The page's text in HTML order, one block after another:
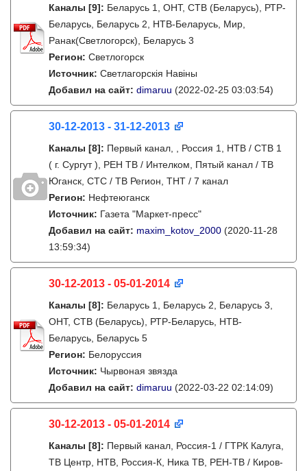
Каналы [9]: Беларусь 1, ОНТ, СТВ (Беларусь), РТР-
Беларусь, Беларусь 2, НТВ-Беларусь, Мир,
Ранак(Светлогорск), Беларусь 3
Регион: Светлогорск
Источник: Светлагорскія Навіны
Добавил на сайт: dimaruu (2022-02-25 03:03:54)
30-12-2013 - 31-12-2013
Каналы [8]: Первый канал, , Россия 1, НТВ / СТВ 1
( г. Сургут ), РЕН ТВ / Интелком, Пятый канал / ТВ
Юганск, СТС / ТВ Регион, ТНТ / 7 канал
Регион: Нефтеюганск
Источник: Газета "Маркет-пресс"
Добавил на сайт: maxim_kotov_2000 (2020-11-28
13:59:34)
30-12-2013 - 05-01-2014
Каналы [8]: Беларусь 1, Беларусь 2, Беларусь 3,
ОНТ, СТВ (Беларусь), РТР-Беларусь, НТВ-
Беларусь, Беларусь 5
Регион: Белоруссия
Источник: Чырвоная звязда
Добавил на сайт: dimaruu (2022-03-22 02:14:09)
30-12-2013 - 05-01-2014
Каналы [8]: Первый канал, Россия-1 / ГТРК Калуга,
ТВ Центр, НТВ, Россия-К, Ника ТВ, РЕН-ТВ / Киров-